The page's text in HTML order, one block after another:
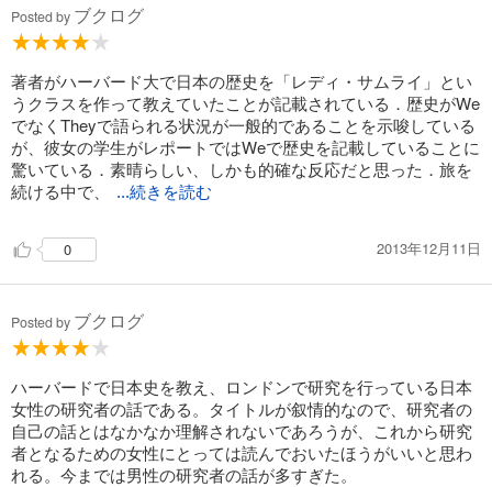
Posted by ブクログ
著者がハーバード大で日本の歴史を「レディ・サムライ」とい
うクラスを作って教えていたことが記載されている．歴史がWe
でなくTheyで語られる状況が一般的であることを示唆している
が、彼女の学生がレポートではWeで歴史を記載していることに
驚いている．素晴らしい、しかも的確な反応だと思った．旅を
続ける中で、
...続きを読む
0 2013年12月11日
Posted by ブクログ
ハーバードで日本史を教え、ロンドンで研究を行っている日本
女性の研究者の話である。タイトルが叙情的なので、研究者の
自己の話とはなかなか理解されないであろうが、これから研究
者となるための女性にとっては読んでおいたほうがいいと思わ
れる。今までは男性の研究者の話が多すぎた。